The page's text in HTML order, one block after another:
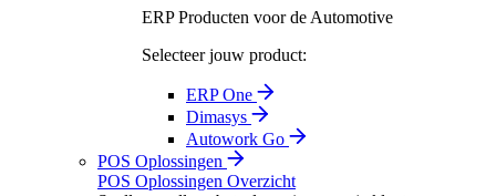
ERP Producten voor de Automotive
Selecteer jouw product:
ERP One
Dimasys
Autowork Go
POS Oplossingen
POS Oplossingen Overzicht